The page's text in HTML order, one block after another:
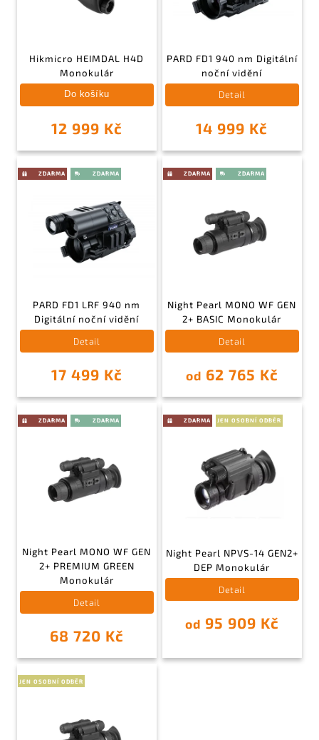
Hikmicro HEIMDAL H4D
Monokulár
12 999 Kč
Do košíku
PARD FD1 940 nm Digitální
noční vidění
14 999 Kč
Detail
PARD FD1 LRF 940 nm
Digitální noční vidění
17 499 Kč
Detail
Night Pearl MONO WF GEN
2+ BASIC Monokulár
od 62 765 Kč
Detail
Night Pearl MONO WF GEN
2+ PREMIUM GREEN
Monokulár
68 720 Kč
Detail
JEN OSOBNÍ ODBĚR
Night Pearl NPVS-14 GEN2+
DEP Monokulár
od 95 909 Kč
Detail
JEN OSOBNÍ ODBĚR